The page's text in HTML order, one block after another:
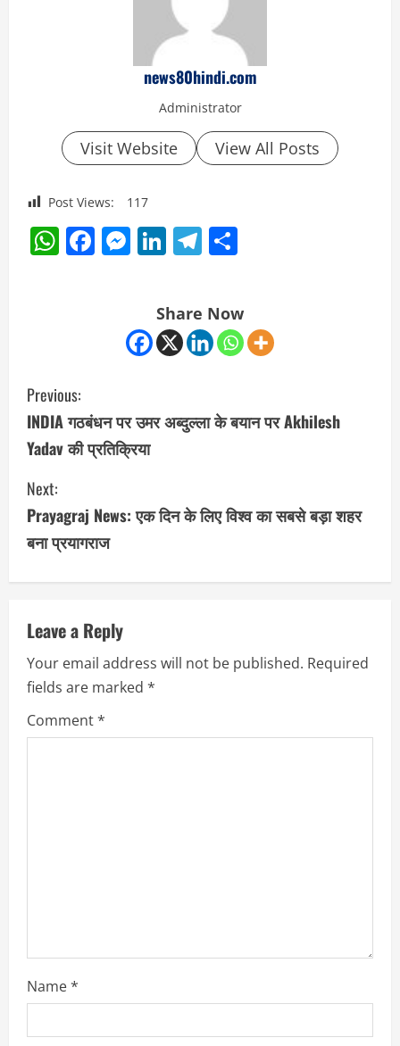
news80hindi.com
Administrator
Visit Website View All Posts
Post Views: 117
WhatsApp
Facebook
Messenger
LinkedIn
Telegram
Share Now
C
o
n
t
i
n
e
R
e
Previous:
INDIA गठबंधन पर उमर अब्दुल्ला के बयान पर Akhilesh
Yadav की प्रतिक्रिया
Next:
Prayagraj News: एक दिन के लिए विश्व का सबसे बड़ा शहर
बना प्रयागराज
Leave a Reply
Your email address will not be published. Required
fields are marked *
Comment*
Name*